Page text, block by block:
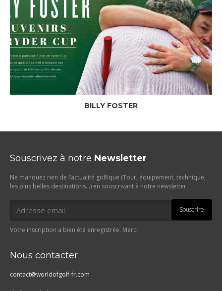
BILLY FOSTER
Souscrivez à notre Newsletter
Ne manquez rien de l’actualité golfique (Tour, équipement, technique,
les plus belles destinations…) en souscrivant à notre newsletter.
Souscrire
Votre inscription a bien été enregistrée. Merci
Nous contacter
contact@worldofgolf-fr.com